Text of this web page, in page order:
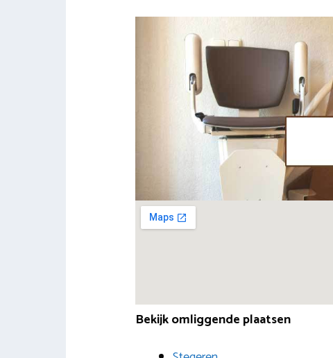
Bekijk omliggende plaatsen